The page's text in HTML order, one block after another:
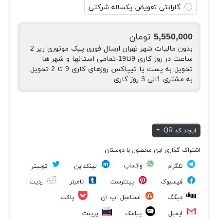
گارانتی تعویض یکساله شرکتی
5,550,000 تومان
بدون مالیات
شهر تهران ارسال فوری پیک موتوری زیر 2
ساعت در روز کاری 9تا19-تمامی استانها و شهر ها
تحویل به پست یا تیپاکس روزهای کاری 9 تا 2 تحویل
به مشتری 1الی 3 روز کاری
ایجاد کد QR
اشتراک گذاری این محصول با دوستان
تلگرام
واتساپ لینکداین
توییتر
فیسبوک
پینترست تامبلر
ردیت
دیگگ
استامبل آپ آن
پاکت
ایمیل
پیامک پرینت